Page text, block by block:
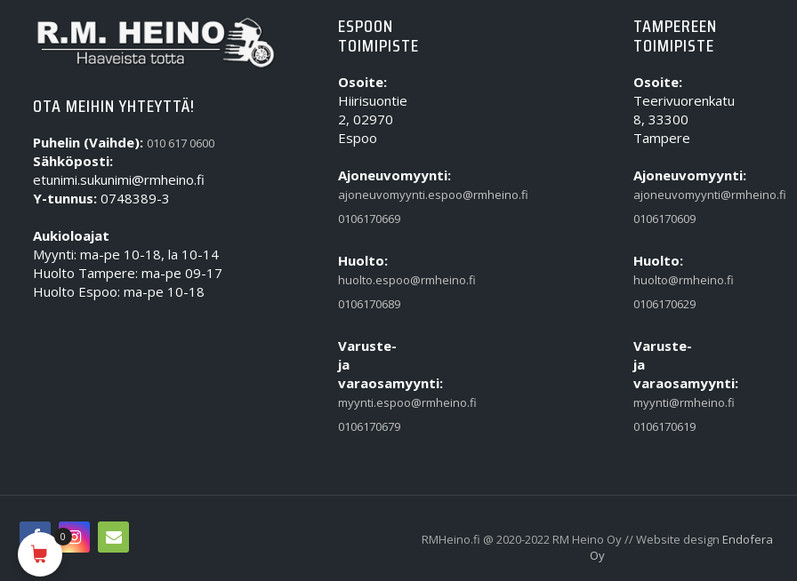
OTA MEIHIN YHTEYTTÄ!
Puhelin (Vaihde): 010 617 0600
Sähköposti:
etunimi.sukunimi@rmheino.fi
Y-tunnus: 0748389-3
Aukioloajat
Myynti: ma-pe 10-18, la 10-14
Huolto Tampere: ma-pe 09-17
Huolto Espoo: ma-pe 10-18
ESPOON
TOIMIPISTE
Osoite:
Hiirisuontie
2, 02970
Espoo
Ajoneuvomyynti:
ajoneuvomyynti.espoo@rmheino.fi
0106170669
Huolto:
huolto.espoo@rmheino.fi
0106170689
Varuste-
ja
varaosamyynti:
myynti.espoo@rmheino.fi
0106170679
TAMPEREEN
TOIMIPISTE
Osoite:
Teerivuorenkatu
8, 33300
Tampere
Ajoneuvomyynti:
ajoneuvomyynti@rmheino.fi
0106170609
Huolto:
huolto@rmheino.fi
0106170629
Varuste-
ja
varaosamyynti:
myynti@rmheino.fi
0106170619
RMHeino.fi @ 2020-2022 RM Heino Oy // Website design Endofera
Oy
0